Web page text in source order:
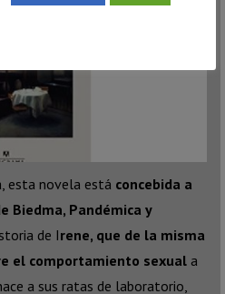
esta novela está concebida a
Biedma, Pandémica y
de Irene, que de la misma
el comportamiento sexual a
a sus ratas de laboratorio,